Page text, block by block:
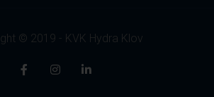
© 2019 - KVK Hydra Klov